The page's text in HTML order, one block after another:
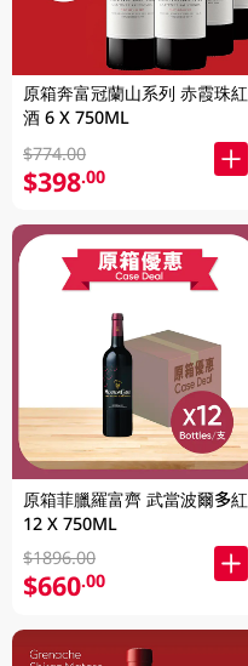
原箱奔富冠蘭山系列 赤霞珠紅
酒 6 X 750ML
$774.00
$398.00
原箱菲臘羅富齊 武當波爾多紅
12 X 750ML
$1896.00
$660.00